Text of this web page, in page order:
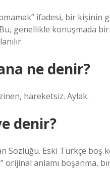
ifadesi, bir kişinin
Bu, genellikle konuşmada
ne denir?
hareketsiz. Aylak.
denir?
Sözlüğü. Eski Türkçe boş
orijinal anlamı boşanma,